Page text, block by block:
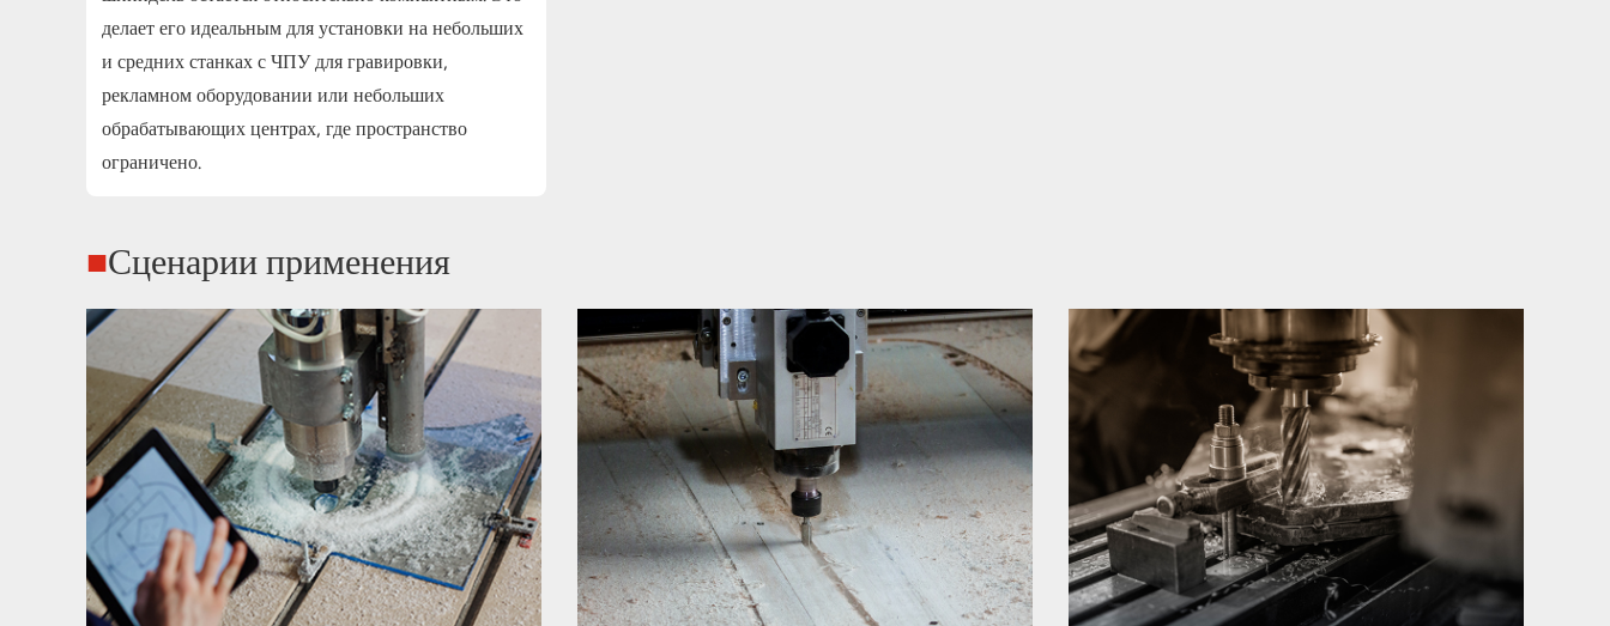
делает его идеальным для установки на небольших
и средних станках с ЧПУ для гравировки,
рекламном оборудовании или небольших
обрабатывающих центрах, где пространство
ограничено.
■Сценарии применения